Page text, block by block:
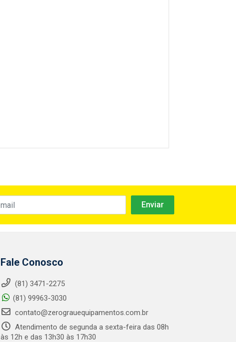
Fale Conosco
(81) 3471-2275
(81) 99963-3030
contato@zerograuequipamentos.com.br
Atendimento de segunda a sexta-feira das 08h
às 12h e das 13h30 às 17h30